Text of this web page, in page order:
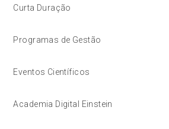
Curta Duração
Programas de Gestão
Eventos Científicos
Academia Digital Einstein